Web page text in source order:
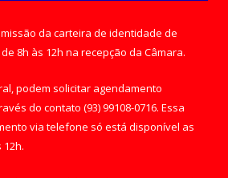
da carteira de identidade de
8h às 12h na recepção da Câmara.
podem solicitar agendamento
do contato (93) 99108-0716. Essa
via telefone só está disponível as